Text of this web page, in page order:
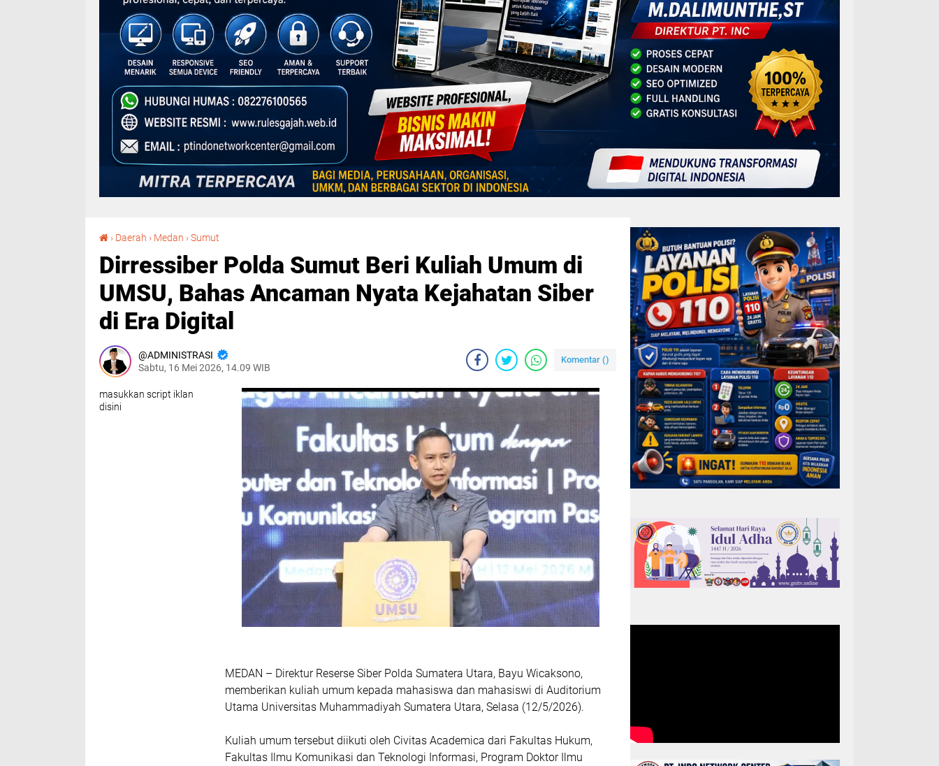
› Daerah › Medan ›Sumut
Dirressiber Polda Sumut Beri Kuliah Umum di
UMSU, Bahas Ancaman Nyata Kejahatan Siber
di Era Digital
ADMINISTRASI
Sabtu, 16 Mei 2026, 14.09 WIB
Komentar ()
masukkan script iklan
disini
MEDAN – Direktur Reserse Siber Polda Sumatera Utara, Bayu Wicaksono,
memberikan kuliah umum kepada mahasiswa dan mahasiswi di Auditorium
Utama Universitas Muhammadiyah Sumatera Utara, Selasa (12/5/2026).
Kuliah umum tersebut diikuti oleh Civitas Academica dari Fakultas Hukum,
Fakultas Ilmu Komunikasi dan Teknologi Informasi, Program Doktor Ilmu